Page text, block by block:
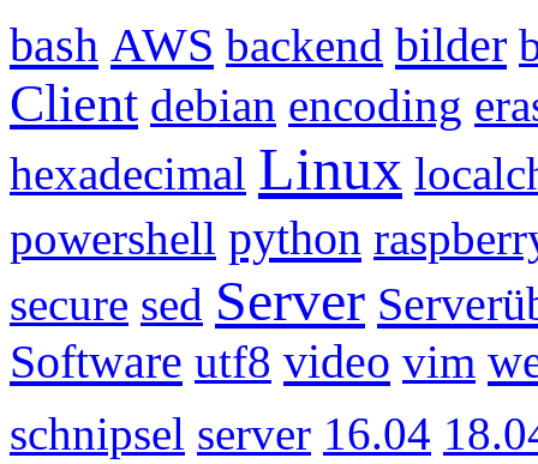
bash AWS backend bilder
Client debian encoding
hexadecimal Linux
powershell python
secure sed Server
Software utf8 video vim
schnipsel server 16.04